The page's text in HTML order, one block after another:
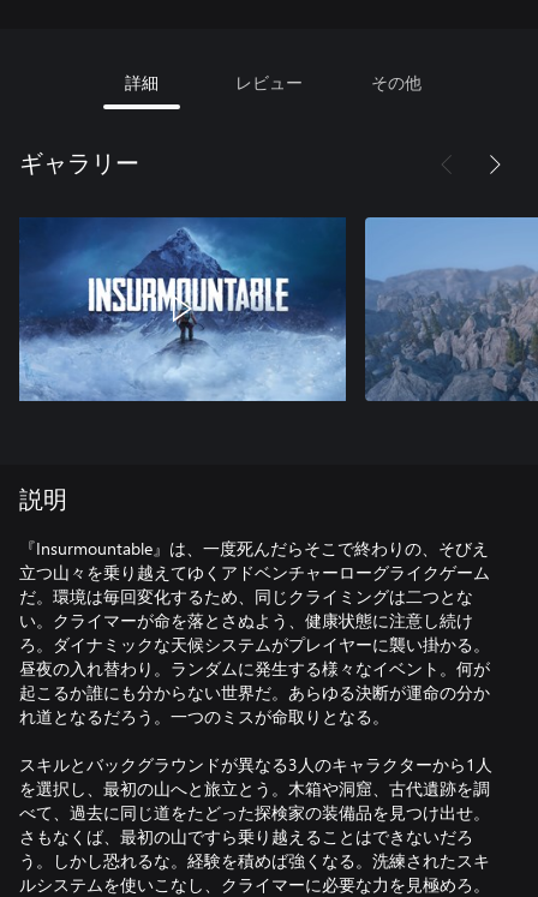
詳細 レビュー その他
ギャラリー
説明
​『Insurmountable』は、一度死んだらそこで終わりの、そびえ
立つ山々を乗り越えてゆくアドベンチャーローグライクゲーム
だ。環境は毎回変化するため、同じクライミングは二つとな
い。クライマーが命を落とさぬよう、健康状態に注意し続け
ろ。ダイナミックな天候システムがプレイヤーに襲い掛かる。
昼夜の入れ替わり。ランダムに発生する様々なイベント。何が
起こるか誰にも分からない世界だ。あらゆる決断が運命の分か
れ道となるだろう。一つのミスが命取りとなる。
スキルとバックグラウンドが異なる3人のキャラクターから1人
を選択し、最初の山へと旅立とう。木箱や洞窟、古代遺跡を調
べて、過去に同じ道をたどった探検家の装備品を見つけ出せ。
さもなくば、最初の山ですら乗り越えることはできないだろ
う。しかし恐れるな。経験を積めば強くなる。洗練されたスキ
ルシステムを使いこなし、クライマーに必要な力を見極めろ。